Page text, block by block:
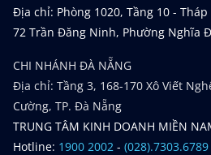
Địa chỉ: Phòng 1020, Tầng 10 - Tháp
72 Trần Đăng Ninh, Phường Nghĩa
CHI NHÁNH ĐÀ NẴNG
Địa chỉ: Tầng 3, 168-170 Xô Viết
Cường, TP. Đà Nẵng
TRUNG TÂM KINH DOANH MIỀN
Hotline: 1900 2002 - (028).7303.6789